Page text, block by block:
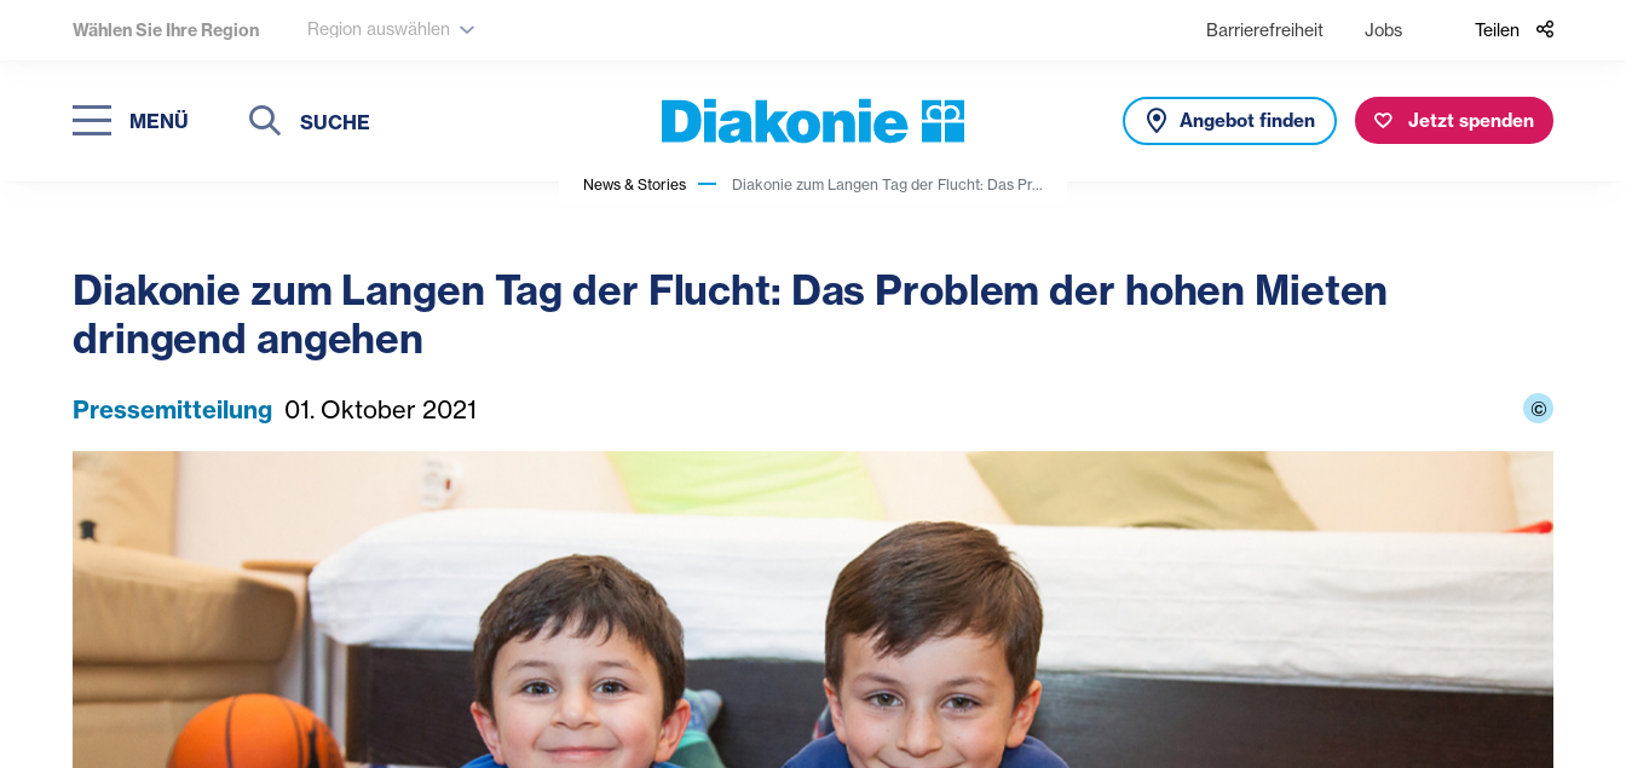
Wählen Sie Ihre Region Region auswählen Barrierefreiheit Jobs Teilen
MENÜ
Suche
Suche
Angebot finden Jetzt spenden
News & Stories Diakonie zum Langen Tag der Flucht: Das Pr...
Diakonie zum Langen Tag der Flucht: Das Problem der hohen Mieten
dringend angehen
Pressemitteilung 01. Oktober 2021 ©